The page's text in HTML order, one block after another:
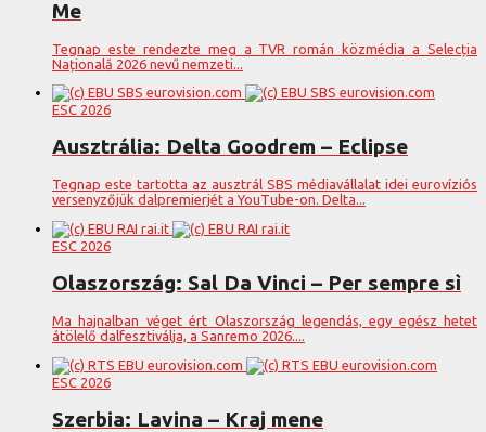
Me
Tegnap este rendezte meg a TVR román közmédia a Selecția
Națională 2026 nevű nemzeti...
ESC 2026
Ausztrália: Delta Goodrem – Eclipse
Tegnap este tartotta az ausztrál SBS médiavállalat idei eurovíziós
versenyzőjük dalpremierjét a YouTube-on. Delta...
ESC 2026
Olaszország: Sal Da Vinci – Per sempre sì
Ma hajnalban véget ért Olaszország legendás, egy egész hetet
átölelő dalfesztiválja, a Sanremo 2026....
ESC 2026
Szerbia: Lavina – Kraj mene